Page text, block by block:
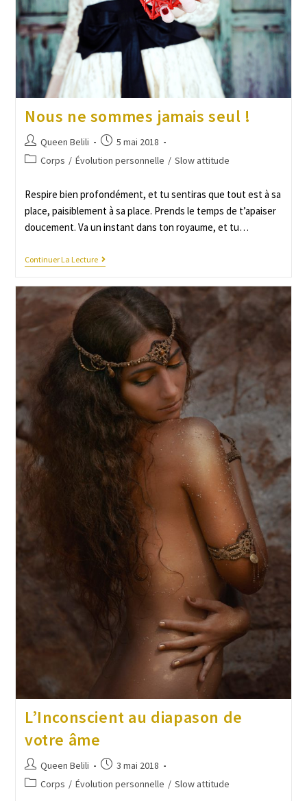
Nous ne sommes jamais seul !
Queen Belili
5 mai 2018
Corps / Évolution personnelle / Slow attitude
Respire bien profondément, et tu sentiras que tout est à sa
place, paisiblement à sa place. Prends le temps de t’apaiser
doucement. Va un instant dans ton royaume, et tu…
Continuer La Lecture
L’Inconscient au diapason de
votre âme
Queen Belili
3 mai 2018
Corps / Évolution personnelle / Slow attitude